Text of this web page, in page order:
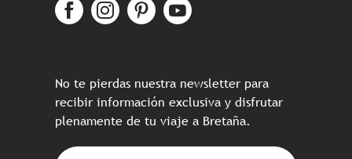
No te pierdas nuestra newsletter para
recibir información exclusiva y disfrutar
plenamente de tu viaje a Bretaña.